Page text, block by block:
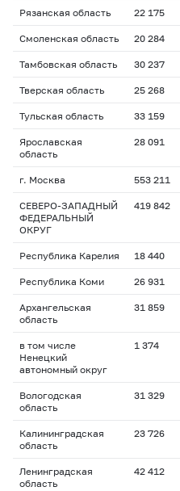
Рязанская область 22 175
Смоленская область 20 284
Тамбовская область 30 237
Тверская область 25 268
Тульская область 33 159
Ярославская
область
28 091
г. Москва 553 211
СЕВЕРО-ЗАПАДНЫЙ
ФЕДЕРАЛЬНЫЙ
ОКРУГ
419 842
Республика Карелия 18 440
Республика Коми 26 931
Архангельская
область
31 859
в том числе
Ненецкий
автономный округ
1 374
Вологодская
область
31 329
Калининградская
область
23 726
Ленинградская
область
42 412